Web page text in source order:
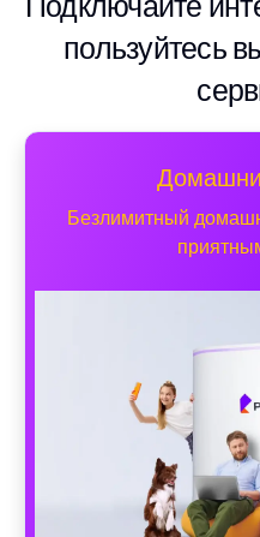
пользуйтесь
Безлимитный